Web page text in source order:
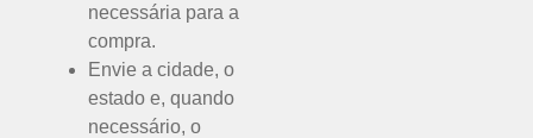
necessária para a
compra.
Envie a cidade, o
estado e, quando
necessário, o